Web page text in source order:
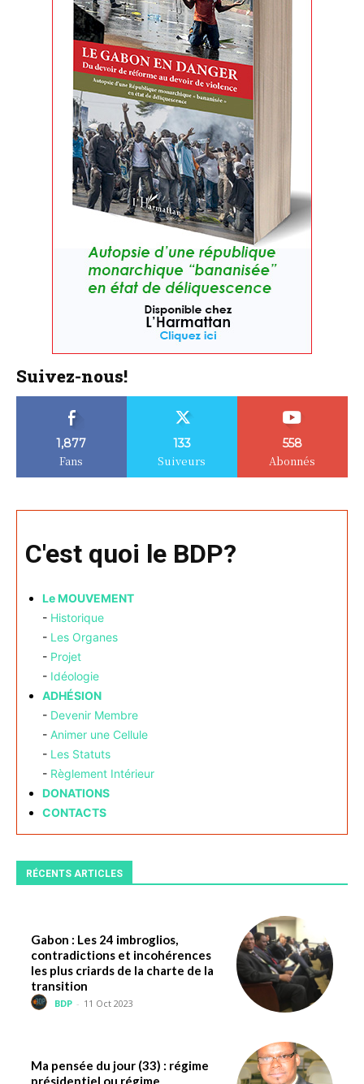
Suivez-nous!
1,877
Fans
133
Suiveurs
558
Abonnés
C'est quoi le BDP?
Le MOUVEMENT
- Historique
- Les Organes
- Projet
- Idéologie
ADHÉSION
- Devenir Membre
- Animer une Cellule
- Les Statuts
- Règlement Intérieur
DONATIONS
CONTACTS
RÉCENTS ARTICLES
Gabon : Les 24 imbroglios,
contradictions et incohérences
les plus criards de la charte de la
transition
BDP - 11 Oct 2023
Ma pensée du jour (33) : régime
présidentiel ou régime